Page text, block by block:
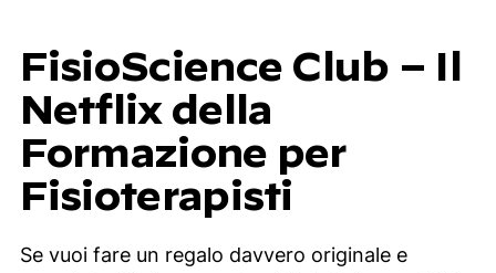
FisioScience Club – Il
Netflix della
Formazione per
Fisioterapisti
Se vuoi fare un regalo davvero originale e